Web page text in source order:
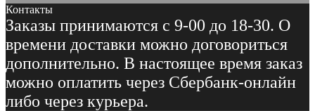
Контакты
Заказы принимаются с 9-00 до 18-30. О
времени доставки можно договориться
дополнительно. В настоящее время заказ
можно оплатить через Сбербанк-онлайн
либо через курьера.